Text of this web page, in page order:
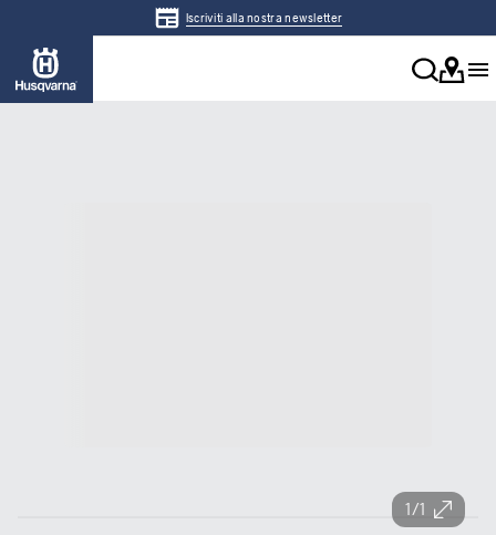
Iscriviti alla nostra newsletter
1/1